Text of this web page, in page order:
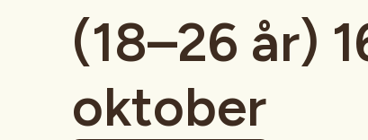
(18–26 år)
oktober